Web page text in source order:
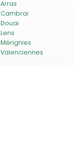
Arras
Cambrai
Douai
Lens
Mérignies
Valenciennes